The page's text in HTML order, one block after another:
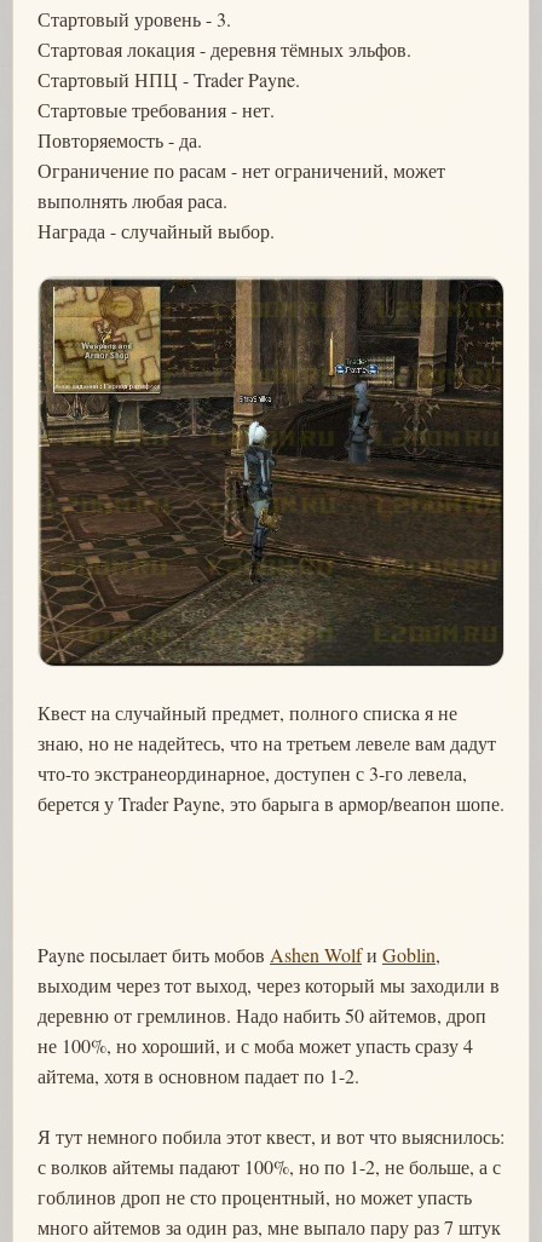
Стартовый уровень - 3.
Стартовая локация - деревня тёмных эльфов.
Стартовый НПЦ - Trader Payne.
Стартовые требования - нет.
Повторяемость - да.
Ограничение по расам - нет ограничений, может
выполнять любая раса.
Награда - случайный выбор.
Квест на случайный предмет, полного списка я не
знаю, но не надейтесь, что на третьем левеле вам дадут
что-то экстранеординарное, доступен с 3-го левела,
берется у Trader Payne, это барыга в армор/веапон шопе.
Payne посылает бить мобов Ashen Wolfи Goblin,
выходим через тот выход, через который мы заходили в
деревню от гремлинов. Надо набить 50 айтемов, дроп
не 100%, но хороший, и с моба может упасть сразу 4
айтема, хотя в основном падает по 1-2.
Я тут немного побила этот квест, и вот что выяснилось:
с волков айтемы падают 100%, но по 1-2, не больше, а с
гоблинов дроп не сто процентный, но может упасть
много айтемов за один раз, мне выпало пару раз 7 штук